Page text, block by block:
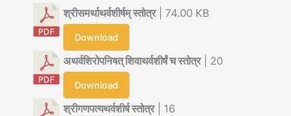
श्रीसमर्थाथर्वशीर्षम् स्तोत्र| 74.00 KB
Download
अथर्वशिरोपनिषत् शिवाथर्वशीर्षं च स्तोत्र| 20
Download
श्रीगणपत्यथर्वशीर्ष स्तोत्र| 16